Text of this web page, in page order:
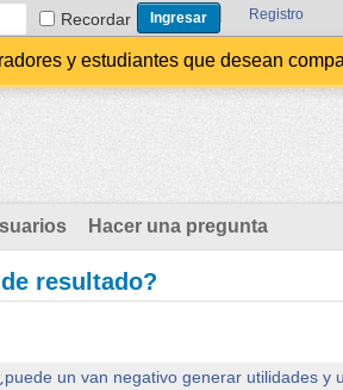
Recordar Registro
y estudiantes que desean
Hacer una pregunta
resultado?
un van negativo generar utilidades y